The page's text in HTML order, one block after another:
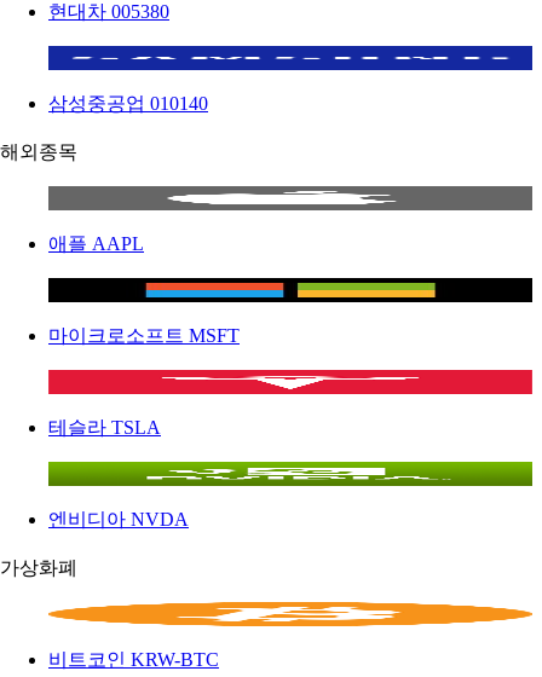
현대차 005380
삼성중공업 010140
해외종목
애플 AAPL
마이크로소프트 MSFT
테슬라 TSLA
엔비디아 NVDA
가상화폐
비트코인 KRW-BTC